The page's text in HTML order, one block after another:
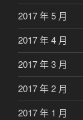
2017 年 5 月
2017 年 4 月
2017 年 3 月
2017 年 2 月
2017 年 1 月